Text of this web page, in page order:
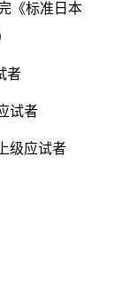
《标准日本
者
试者
级应试者